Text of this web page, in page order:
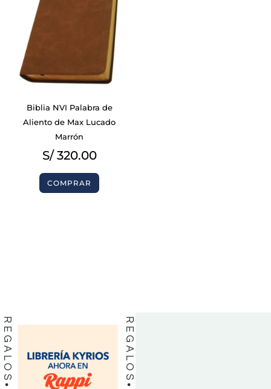
Biblia NVI Palabra de
Aliento de Max Lucado
Marrón
S/320.00
COMPRAR
REGALOS
REGALOS